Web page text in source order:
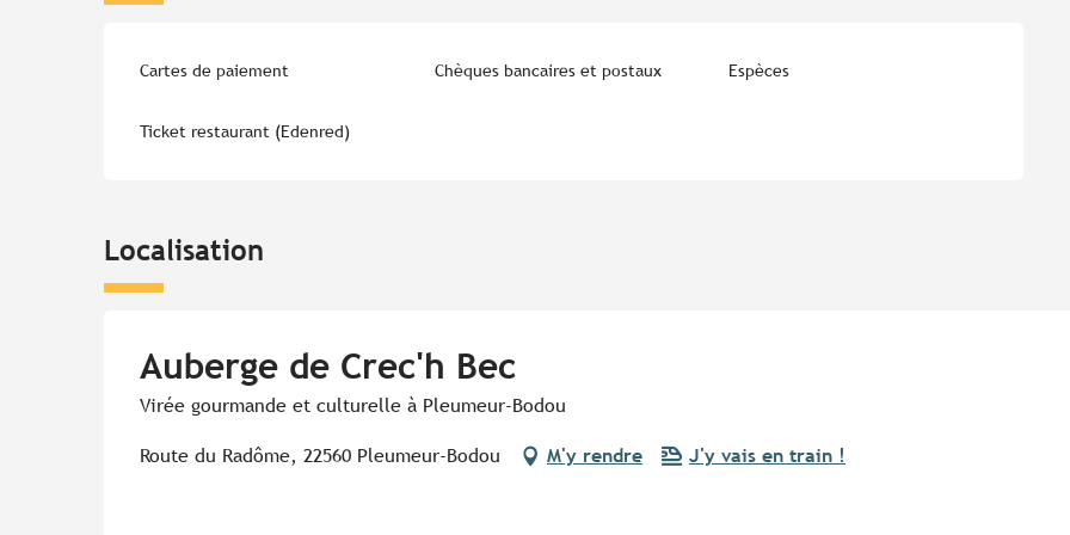
Cartes de paiement Chèques bancaires et postaux Espèces
Ticket restaurant (Edenred)
Localisation
Auberge de Crec'h Bec
Virée gourmande et culturelle à Pleumeur-Bodou
Route du Radôme, 22560 Pleumeur-Bodou M'y rendre J'y vais en train !